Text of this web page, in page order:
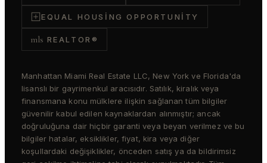
EQUAL HOUSING OPPORTUNITY
mls REALTOR®
Manhattan Miami Real Estate LLC, New York ve Florida'da
lisanslı bir gayrimenkul aracısıdır. Satılık, kiralık veya
finansmana konu mülklere ilişkin sağlanan tüm bilgiler
güvenilir kabul edilen kaynaklardan alınmıştır; ancak
doğruluğuna dair hiçbir garanti veya beyan verilmez ve bu
bilgiler hatalar, eksiklikler, fiyat, kira veya diğer
koşullardaki değişiklikler, önceden satış ya da bildirimsiz